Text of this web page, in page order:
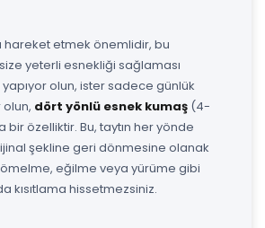
etmek önemlidir, bu
size yeterli esnekliği sağlaması
olun, ister sadece günlük
dört yönlü esnek kumaş (4-
özelliktir. Bu, taytın her yönde
şekline geri dönmesine olanak
eğilme veya yürüme gibi
kısıtlama hissetmezsiniz.